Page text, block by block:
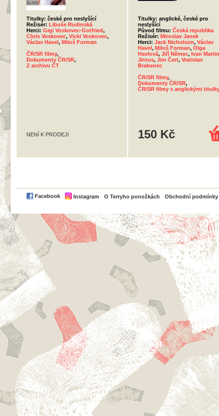
Titulky: české pro neslyšící
Režisér: Libuše Rudinská
Herci: Gigi Voskovec-Gotfried,
Chris Voskovec, Vicki Voskovec,
Václav Havel, Miloš Forman
ČR/SR filmy,
Dokumenty ČR/SR,
Z archivu ČT
NENÍ K PRODEJI
Titulky: anglické, české pro
neslyšící
Původ filmu: Česká republika
Režisér: Miroslav Janek
Herci: Jack Nicholson, Václav
Havel, Miloš Forman, Olga
Havlová, Jiří Němec, Ivan Martin
Jirous, Jim Čert, Vratislav
Brabenec
ČR/SR filmy,
Dokumenty ČR/SR,
ČR/SR filmy s anglickými
150 Kč
Facebook Instagram O Terryho ponožkách Obchodní podmínky
PayPal